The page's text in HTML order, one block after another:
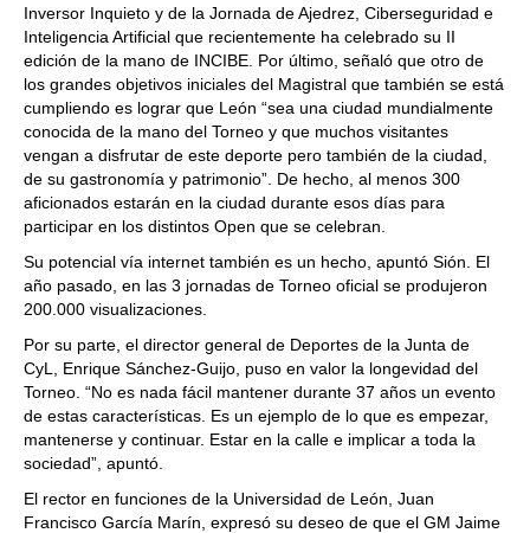
Inversor Inquieto y de la Jornada de Ajedrez, Ciberseguridad e
Inteligencia Artificial que recientemente ha celebrado su II
edición de la mano de INCIBE. Por último, señaló que otro de
los grandes objetivos iniciales del Magistral que también se está
cumpliendo es lograr que León “sea una ciudad mundialmente
conocida de la mano del Torneo y que muchos visitantes
vengan a disfrutar de este deporte pero también de la ciudad,
de su gastronomía y patrimonio”. De hecho, al menos 300
aficionados estarán en la ciudad durante esos días para
participar en los distintos Open que se celebran.
Su potencial vía internet también es un hecho, apuntó Sión. El
año pasado, en las 3 jornadas de Torneo oficial se produjeron
200.000 visualizaciones.
Por su parte, el director general de Deportes de la Junta de
CyL, Enrique Sánchez-Guijo, puso en valor la longevidad del
Torneo. “No es nada fácil mantener durante 37 años un evento
de estas características. Es un ejemplo de lo que es empezar,
mantenerse y continuar. Estar en la calle e implicar a toda la
sociedad”, apuntó.
El rector en funciones de la Universidad de León, Juan
Francisco García Marín, expresó su deseo de que el GM Jaime